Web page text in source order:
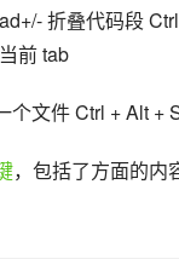
折叠代码段
前 tab
个文件 Ctrl + Alt +
，包括了方面的内